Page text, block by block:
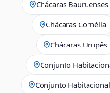
Chácaras Bauruenses
Chácaras Cornélia
Chácaras Urupês
Conjunto
Conjunto